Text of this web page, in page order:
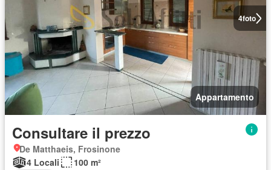
4foto
Appartamento
Consultare il prezzo
De Matthaeis, Frosinone
4 Locali
100 m²